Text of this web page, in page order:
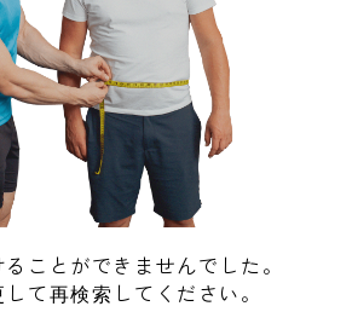
ことができませんでした。
て再検索してください。